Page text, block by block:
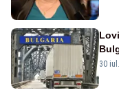
la 1
30